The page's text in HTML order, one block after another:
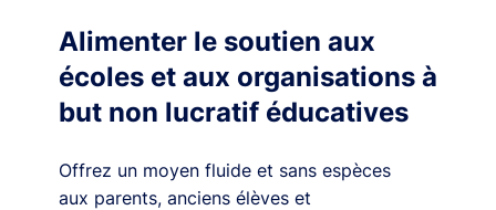
Alimenter le soutien aux
écoles et aux organisations à
but non lucratif éducatives
Offrez un moyen fluide et sans espèces
aux parents, anciens élèves et